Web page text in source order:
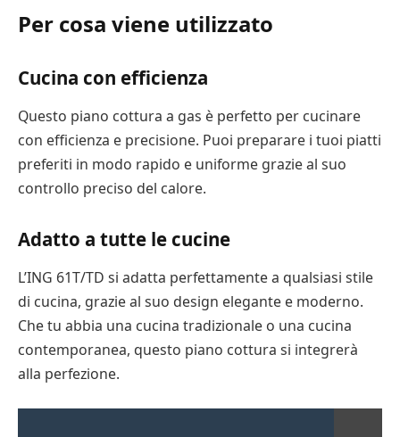
Per cosa viene utilizzato
Cucina con efficienza
Questo piano cottura a gas è perfetto per cucinare
con efficienza e precisione. Puoi preparare i tuoi piatti
preferiti in modo rapido e uniforme grazie al suo
controllo preciso del calore.
Adatto a tutte le cucine
L’ING 61T/TD si adatta perfettamente a qualsiasi stile
di cucina, grazie al suo design elegante e moderno.
Che tu abbia una cucina tradizionale o una cucina
contemporanea, questo piano cottura si integrerà
alla perfezione.